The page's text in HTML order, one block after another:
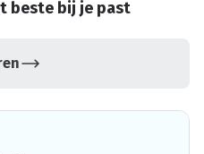
beste bij je past